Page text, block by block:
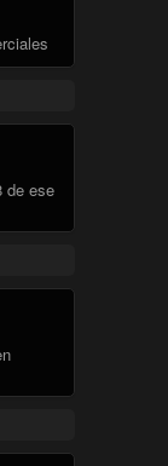
MASTER"
de ese
EN SALA
DOOM NATION EN